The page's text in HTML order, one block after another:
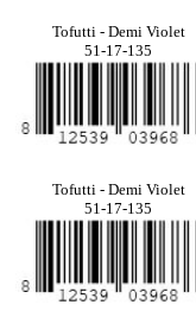
Tofutti - Demi Violet
51-17-135
Tofutti - Demi Violet
51-17-135